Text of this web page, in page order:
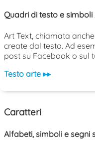
Quadri di testo e simboli
Art Text, chiamata
create dal testo. Ad
post su Facebook o sul
Testo arte ▸▸
Caratteri
Alfabeti, simboli e segni